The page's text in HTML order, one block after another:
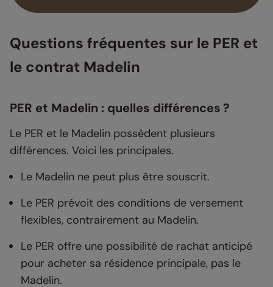
Questions fréquentes sur le PER et
le contrat Madelin
PER et Madelin : quelles différences ?
Le PER et le Madelin possèdent plusieurs
différences. Voici les principales.
Le Madelin ne peut plus être souscrit.
Le PER prévoit des conditions de versement
flexibles, contrairement au Madelin.
Le PER offre une possibilité de rachat anticipé
pour acheter sa résidence principale, pas le
Madelin.